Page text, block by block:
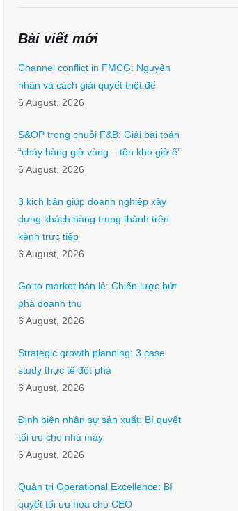
Bài viết mới
Channel conflict in FMCG: Nguyên
nhân và cách giải quyết triệt để
6 August, 2026
S&OP trong chuỗi F&B: Giải bài toán
“cháy hàng giờ vàng – tồn kho giờ ế”
6 August, 2026
3 kịch bản giúp doanh nghiệp xây
dựng khách hàng trung thành trên
kênh trực tiếp
6 August, 2026
Go to market bán lẻ: Chiến lược bứt
phá doanh thu
6 August, 2026
Strategic growth planning: 3 case
study thực tế đột phá
6 August, 2026
Định biên nhân sự sản xuất: Bí quyết
tối ưu cho nhà máy
6 August, 2026
Quản trị Operational Excellence: Bí
quyết tối ưu hóa cho CEO